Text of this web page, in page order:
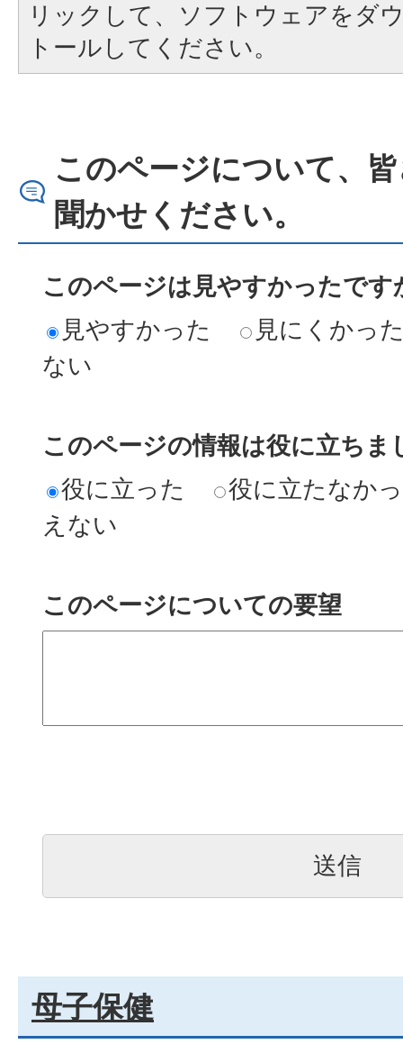
リックして、ソフトウェアをダ
トールしてください。
このページについて、
聞かせください。
このページは見やすかったです
見やすかった
見にくかっ
ない
このページの情報は役に立ちま
役に立った
役に立たなか
えない
このページについての要望
母子保健